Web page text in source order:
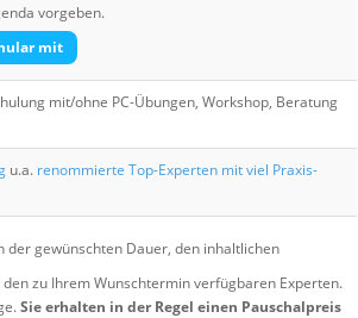
vorgeben.
mit
mit/ohne PC-Übungen, Workshop, Beratung
u.a. renommierte Top-Experten mit viel Praxis-
der gewünschten Dauer, den inhaltlichen
zu Ihrem Wunschtermin verfügbaren Experten.
Sie erhalten in der Regel einen Pauschalpreis